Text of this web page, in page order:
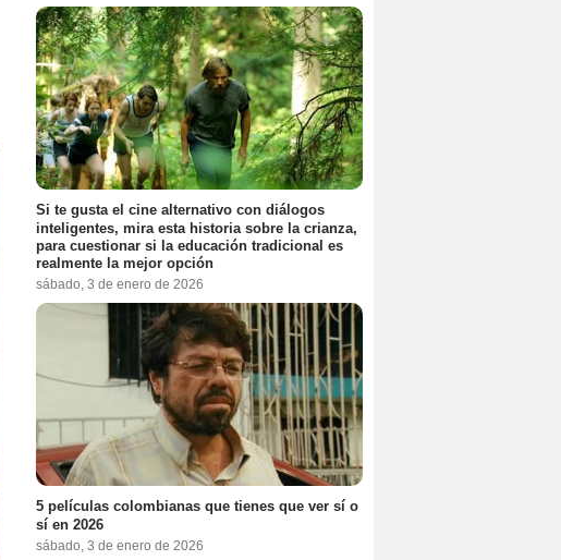
Si te gusta el cine alternativo con diálogos
inteligentes, mira esta historia sobre la crianza,
para cuestionar si la educación tradicional es
realmente la mejor opción
sábado, 3 de enero de 2026
5 películas colombianas que tienes que ver sí o
sí en 2026
sábado, 3 de enero de 2026